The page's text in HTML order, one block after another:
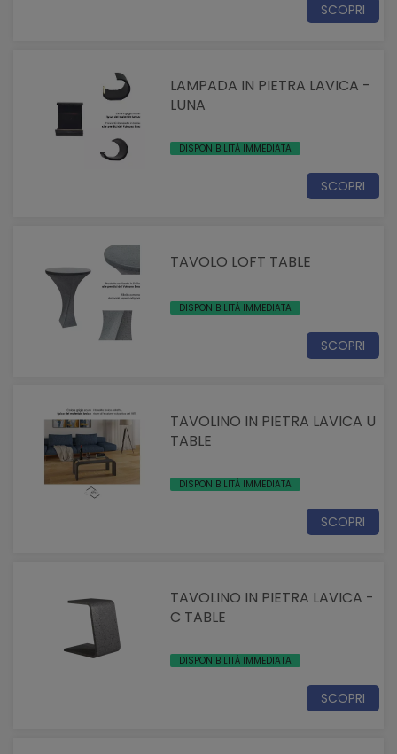
SCOPRI
LAMPADA IN PIETRA LAVICA -
LUNA
DISPONIBILITÀ IMMEDIATA
SCOPRI
TAVOLO LOFT TABLE
DISPONIBILITÀ IMMEDIATA
SCOPRI
TAVOLINO IN PIETRA LAVICA U
TABLE
DISPONIBILITÀ IMMEDIATA
SCOPRI
TAVOLINO IN PIETRA LAVICA -
C TABLE
DISPONIBILITÀ IMMEDIATA
SCOPRI